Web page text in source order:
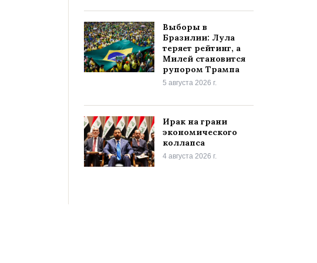
Выборы в
Бразилии: Лула
теряет рейтинг, а
Милей становится
рупором Трампа
5 августа 2026 г.
Ирак на грани
экономического
коллапса
4 августа 2026 г.